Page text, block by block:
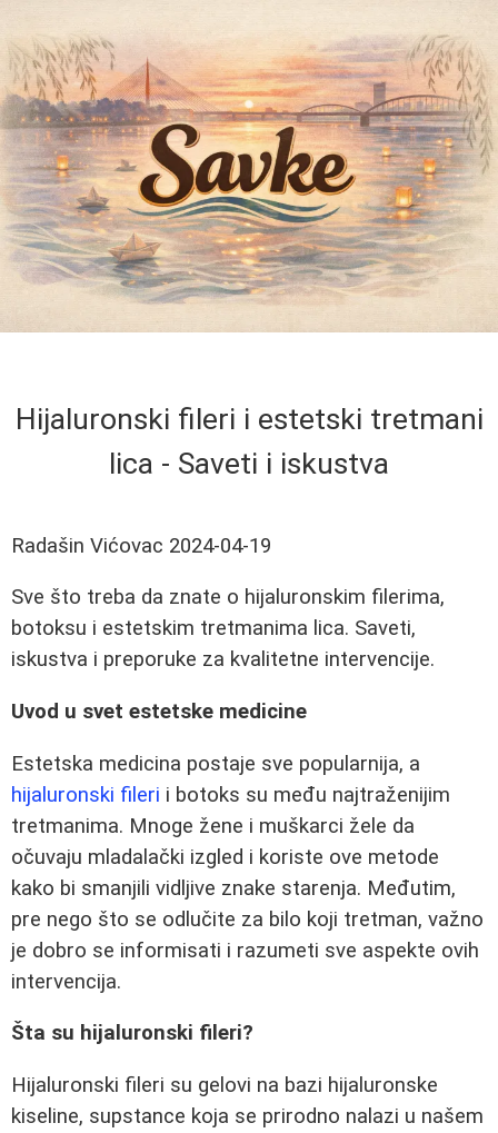
Hijaluronski fileri i estetski tretmani
lica - Saveti i iskustva
Radašin Vićovac 2024-04-19
Sve što treba da znate o hijaluronskim filerima,
botoksu i estetskim tretmanima lica. Saveti,
iskustva i preporuke za kvalitetne intervencije.
Uvod u svet estetske medicine
Estetska medicina postaje sve popularnija, a
hijaluronski fileri i botoks su među najtraženijim
tretmanima. Mnoge žene i muškarci žele da
očuvaju mladalački izgled i koriste ove metode
kako bi smanjili vidljive znake starenja. Međutim,
pre nego što se odlučite za bilo koji tretman, važno
je dobro se informisati i razumeti sve aspekte ovih
intervencija.
Šta su hijaluronski fileri?
Hijaluronski fileri su gelovi na bazi hijaluronske
kiseline, supstance koja se prirodno nalazi u našem